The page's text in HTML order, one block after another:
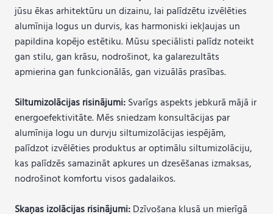
jūsu ēkas arhitektūru un dizainu, lai palīdzētu izvēlēties
alumīnija logus un durvis, kas harmoniski iekļaujas un
papildina kopējo estētiku. Mūsu speciālisti palīdz noteikt
gan stilu, gan krāsu, nodrošinot, ka galarezultāts
apmierina gan funkcionālās, gan vizuālās prasības.
Siltumizolācijas risinājumi:Svarīgs aspekts jebkurā mājā ir
energoefektivitāte. Mēs sniedzam konsultācijas par
alumīnija logu un durvju siltumizolācijas iespējām,
palīdzot izvēlēties produktus ar optimālu siltumizolāciju,
kas palīdzēs samazināt apkures un dzesēšanas izmaksas,
nodrošinot komfortu visos gadalaikos.
Skaņas izolācijas risinājumi:Dzīvošana klusā un mierīgā